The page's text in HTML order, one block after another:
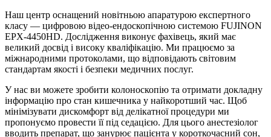
Наш центр оснащений новітньою апаратурою експертного
класу — цифровою відео-ендоскопічною системою FUJINON
EPX-4450HD. Дослідження виконує фахівець, який має
великий досвід і високу кваліфікацію. Ми працюємо за
міжнародними протоколами, що відповідають світовим
стандартам якості і безпеки медичних послуг.
У нас ви можете зробити колоноскопію та отримати докладну
інформацію про стан кишечника у найкоротший час. Щоб
мінімізувати дискомфорт від делікатної процедури ми
пропонуємо провести її під седацією. Для цього анестезіолог
вводить препарат, що занурює пацієнта у короткочасний сон,